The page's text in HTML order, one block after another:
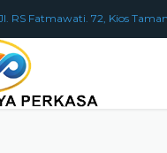
RS Fatmawati. 72, Kios